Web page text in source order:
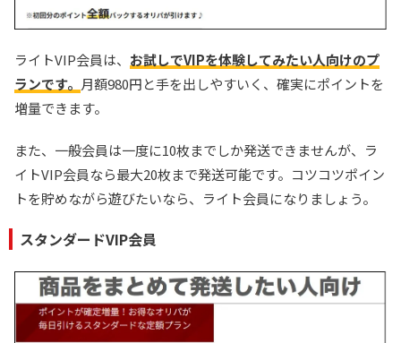
ライトVIP会員は、 お試しでVIPを体験してみたい人向けのプ
ランです。 月額980円と手を出しやすいく、確実にポイントを
増量できます。
また、一般会員は一度に10枚までしか発送できませんが、ラ
イトVIP会員なら最大20枚まで発送可能です。コツコツポイン
トを貯めながら遊びたいなら、ライト会員になりましょう。
スタンダードVIP会員